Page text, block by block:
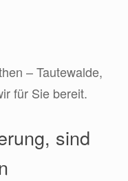
– Tautewalde,
für Sie bereit.
sind